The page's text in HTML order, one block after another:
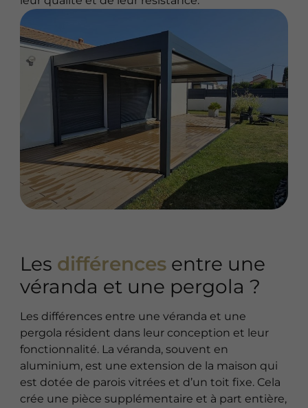
Les différences entre une
véranda et une pergola ?
Les différences entre une véranda et une
pergola résident dans leur conception et leur
fonctionnalité. La véranda, souvent en
aluminium, est une extension de la maison qui
est dotée de parois vitrées et d’un toit fixe. Cela
crée une pièce supplémentaire et à part entière,